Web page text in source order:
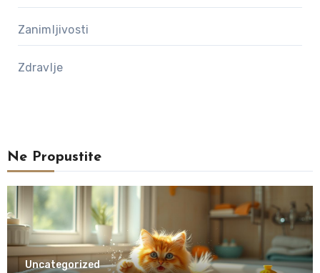
Zanimljivosti
Zdravlje
Ne Propustite
Uncategorized